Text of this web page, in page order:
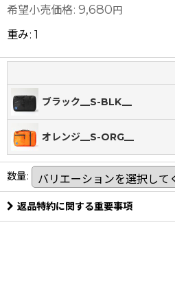
希望小売価格: 9,680円
重み: 1
ブラック__S-BLK__
オレンジ__S-ORG__
数量:
返品特約に関する重要事項